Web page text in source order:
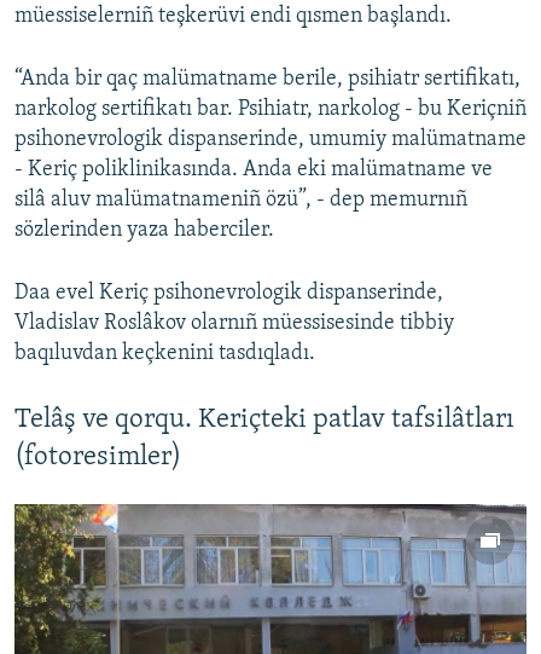
müessiselerniñ teşkerüvi endi qısmen başlandı.
“Anda bir qaç malümatname berile, psihiatr sertifikatı,
narkolog sertifikatı bar. Psihiatr, narkolog - bu Keriçniñ
psihonevrologik dispanserinde, umumiy malümatname
- Keriç poliklinikasında. Anda eki malümatname ve
silâ aluv malümatnameniñ özü”, - dep memurnıñ
sözlerinden yaza haberciler.
Daa evel Keriç psihonevrologik dispanserinde,
Vladislav Roslâkov olarnıñ müessisesinde tibbiy
baqıluvdan keçkenini tasdıqladı.
Telâş ve qorqu. Keriçteki patlav tafsilâtları
(fotoresimler)